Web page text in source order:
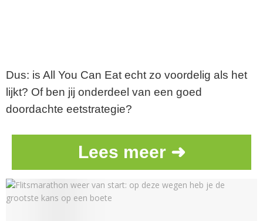
Dus: is All You Can Eat echt zo voordelig als het
lijkt? Of ben jij onderdeel van een goed
doordachte eetstrategie?
Lees meer ➜